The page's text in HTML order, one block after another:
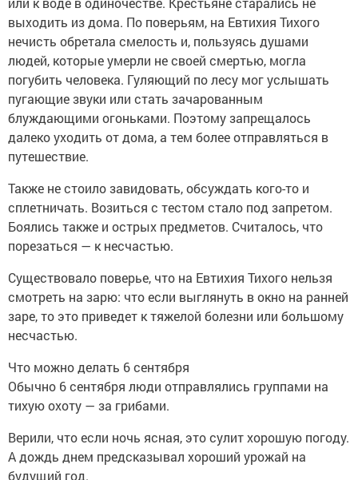
выходить из дома. По поверьям, на Евтихия Тихого
нечисть обретала смелость и, пользуясь душами
людей, которые умерли не своей смертью, могла
погубить человека. Гуляющий по лесу мог услышать
пугающие звуки или стать зачарованным
блуждающими огоньками. Поэтому запрещалось
далеко уходить от дома, а тем более отправляться в
путешествие.
Также не стоило завидовать, обсуждать кого-то и
сплетничать. Возиться с тестом стало под запретом.
Боялись также и острых предметов. Считалось, что
порезаться — к несчастью.
Существовало поверье, что на Евтихия Тихого нельзя
смотреть на зарю: что если выглянуть в окно на ранней
заре, то это приведет к тяжелой болезни или большому
несчастью.
Что можно делать 6 сентября
Обычно 6 сентября люди отправлялись группами на
тихую охоту — за грибами.
Верили, что если ночь ясная, это сулит хорошую погоду.
А дождь днем предсказывал хороший урожай на
будущий год.